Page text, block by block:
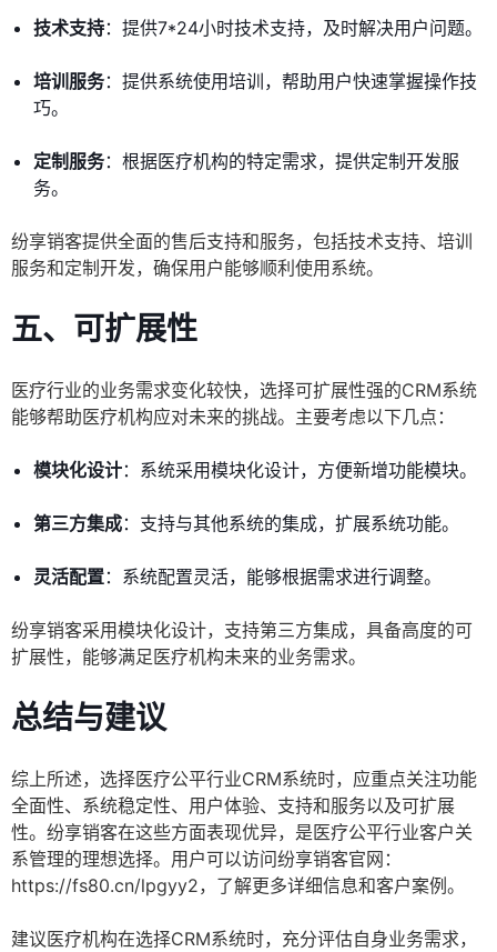
技术支持：提供7*24小时技术支持，及时解决用户问题。
培训服务：提供系统使用培训，帮助用户快速掌握操作技
巧。
定制服务：根据医疗机构的特定需求，提供定制开发服
务。
纷享销客提供全面的售后支持和服务，包括技术支持、培训
服务和定制开发，确保用户能够顺利使用系统。
五、可扩展性
医疗行业的业务需求变化较快，选择可扩展性强的CRM系统
能够帮助医疗机构应对未来的挑战。主要考虑以下几点：
模块化设计：系统采用模块化设计，方便新增功能模块。
第三方集成：支持与其他系统的集成，扩展系统功能。
灵活配置：系统配置灵活，能够根据需求进行调整。
纷享销客采用模块化设计，支持第三方集成，具备高度的可
扩展性，能够满足医疗机构未来的业务需求。
总结与建议
综上所述，选择医疗公平行业CRM系统时，应重点关注功能
全面性、系统稳定性、用户体验、支持和服务以及可扩展
性。纷享销客在这些方面表现优异，是医疗公平行业客户关
系管理的理想选择。用户可以访问纷享销客官网：
https://fs80.cn/lpgyy2，了解更多详细信息和客户案例。
建议医疗机构在选择CRM系统时，充分评估自身业务需求，